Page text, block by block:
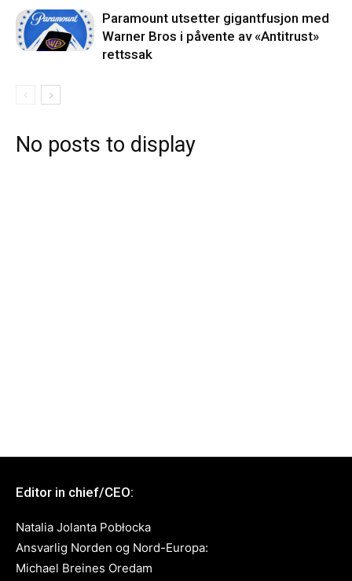
Paramount utsetter gigantfusjon med
Warner Bros i påvente av «Antitrust»
rettssak
No posts to display
Editor in chief/CEO:
Natalia Jolanta Pobłocka
Ansvarlig Norden og Nord-Europa:
Michael Breines Oredam